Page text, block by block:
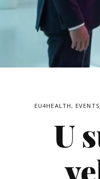
EU4HEALTH,
U